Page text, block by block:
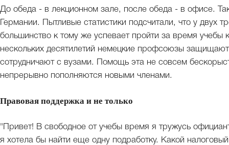
До обеда - в лекционном зале, после обеда - в офисе.
Германии. Пытливые статистики подсчитали, что у двух
большинство к тому же успевает пройти за время
нескольких десятилетий немецкие профсоюзы
сотрудничают с вузами. Помощь эта не совсем
непрерывно пополняются новыми членами.
Правовая поддержка и не только
"Привет! В свободное от учебы время я тружусь
я хотела бы найти еще одну подработку. Какой